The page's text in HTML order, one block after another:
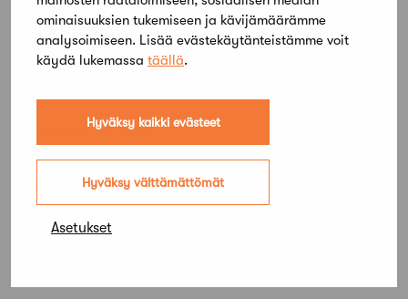
ominaisuuksien tukemiseen ja kävijämäärämme
analysoimiseen. Lisää evästekäytänteistämme voit
käydä lukemassa täällä.
Hyväksy kaikki evästeet
Hyväksy välttämättömät
Asetukset
10 tammikuun, 2024
Safan jäsenmaksun alennusperusteita ja
maksuluokkia selkeytettiin